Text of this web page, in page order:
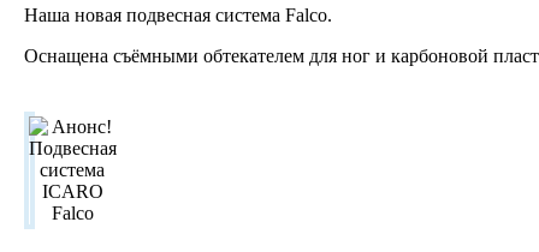
Наша новая подвесная система Falco.
Оснащена съёмными обтекателем для ног и карбоновой